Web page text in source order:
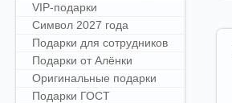
VIP-подарки
Символ 2027 года
Подарки для сотрудников
Подарки от Алёнки
Оригинальные подарки
Подарки ГОСТ